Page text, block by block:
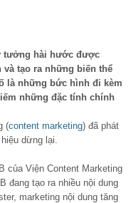
tưởng hài hước được
tạo ra những biến thể
là những bức hình đi kèm
những đặc tính chính
(content marketing) đã phát
dừng lại.
của Viện Content Marketing
đang tạo ra nhiều nội dung
marketing nội dung tăng